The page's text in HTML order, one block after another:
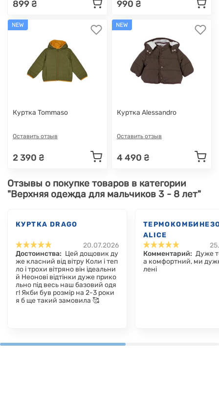
899 ₴ 990 ₴
NEW
Куртка Tommaso
Оставить отзыв
2 390 ₴
NEW
Куртка Alessandro
Оставить отзыв
4 490 ₴
Отзывы о покупке товаров в категории
"Верхняя одежда для мальчиков 3 - 8 лет"
КУРТКА DRAGO
20.07.2026
Достоинства: Цей дощовик ду
же класний від вітру Коли і теп
ло і трохи вітряно він ідеальни
й Неонові відтінки дуже прико
льно під весь наш базовий одя
г! Якби був розмір на 2-3 роки
я б ще такий замовила 🥰
ALICE
Комментарий: Дуже
а комфортний, ми
лені